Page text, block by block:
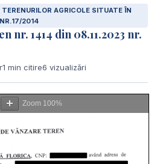
AGRICOLE SITUATE ÎN
2014
nr. 1414 din 08.11.2023 nr.
1 min citire6 vizualizări
Zoom 100%